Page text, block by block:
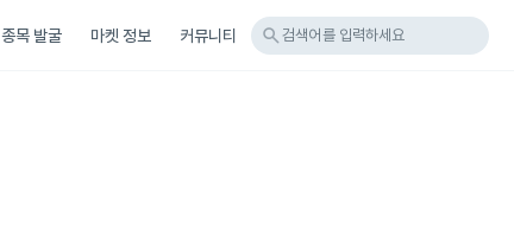
종목 발굴 마켓 정보 커뮤니티 search 검색어를 입력하세요